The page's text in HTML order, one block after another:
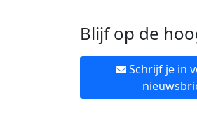
Blijf op de
Schrijf je in